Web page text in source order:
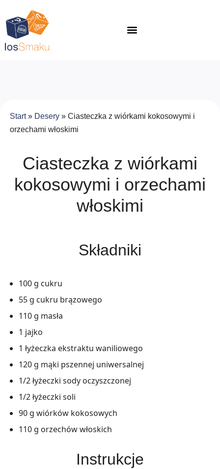
Start» Desery » Ciasteczka z wiórkami kokosowymi i
orzechami włoskimi
Ciasteczka z wiórkami
kokosowymi i orzechami
włoskimi
Składniki
100 g cukru
55 g cukru brązowego
110 g masła
1 jajko
1 łyżeczka ekstraktu waniliowego
120 g mąki pszennej uniwersalnej
1/2 łyżeczki sody oczyszczonej
1/2 łyżeczki soli
90 g wiórków kokosowych
110 g orzechów włoskich
Instrukcje